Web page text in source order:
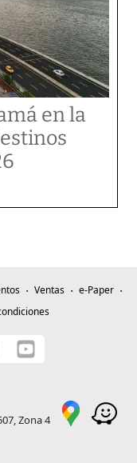
en la
Ventas
e-Paper
Zona 4